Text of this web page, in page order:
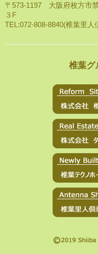
〒573-1197 大阪府枚方市
３F
TEL:072-808-8840(椎葉里人
椎葉グ